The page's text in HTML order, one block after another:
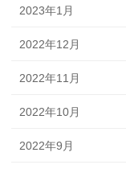
2023年1月
2022年12月
2022年11月
2022年10月
2022年9月